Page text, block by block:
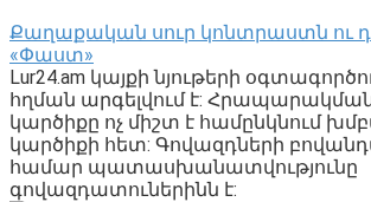
Քաղաքական սուր կոնտրաստն ու
«Փաստ»
Lur24.am կայքի նյութերի
հղման արգելվում է:
կարծիքը ոչ միշտ է համընկնում
կարծիքի հետ: Գովազդների
համար պատասխանատվությունը
գովազդատուներինն է: